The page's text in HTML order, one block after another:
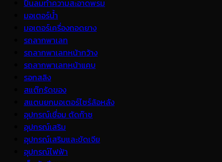
ปืนลมทำความสะอาดพรม
มอเตอร์น้ำ
มอเตอร์เครื่องถอดยาง
รถลากพาเลท
รถลากพาเลทหน้ากว้าง
รถลากพาเลทหน้าแคบ
รอกสลิง
สแต๊กรัดของ
สแตนยกมอเตอร์ไซร์ล้อหลัง
อุปกรณ์เชื่อม ตัดก๊าซ
อุปกรณ์เสริม
อุปกรณ์เสริมและขัดเจีย
อุปกรณ์ไฟฟ้า